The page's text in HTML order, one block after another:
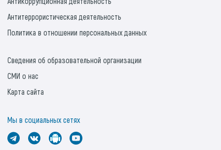
Антитеррористическая деятельность
Политика в отношении персональных данных
Сведения об образовательной организации
СМИ о нас
Карта сайта
Мы в социальных сетях